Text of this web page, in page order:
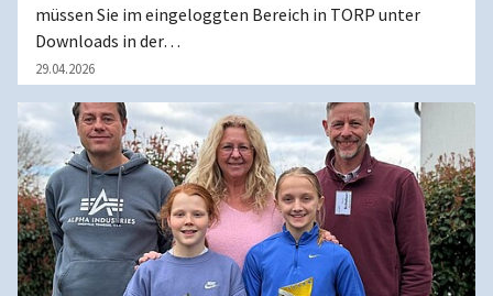
müssen Sie im eingeloggten Bereich in TORP unter
Downloads in der…
29.04.2026